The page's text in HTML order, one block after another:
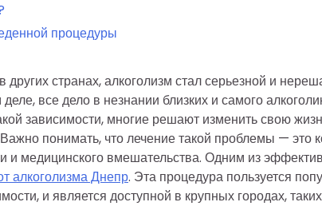
процедуры
других странах, алкоголизм стал серьезной и
все дело в незнании близких и самого
зависимости, многие решают изменить свою
понимать, что лечение такой проблемы — это
и медицинского вмешательства. Одним из
алкоголизма Днепр. Эта процедура пользуется
и является доступной в крупных городах,